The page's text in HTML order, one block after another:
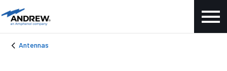
Antennas